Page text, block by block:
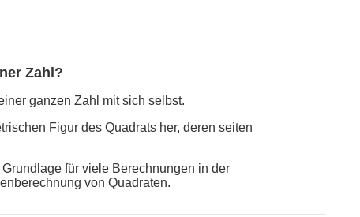
Zahl?
ganzen Zahl mit sich selbst.
Figur des Quadrats her, deren seiten
für viele Berechnungen in der
von Quadraten.